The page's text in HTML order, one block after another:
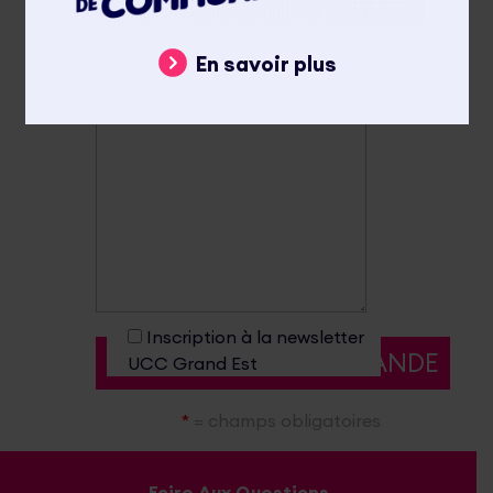
Message
Inscription à la newsletter
UCC Grand Est
*
En savoir plus